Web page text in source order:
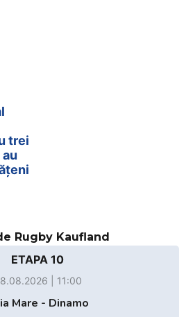
trei
Rugby Kaufland
ETAPA 10
| 11:00
Mare - Dinamo